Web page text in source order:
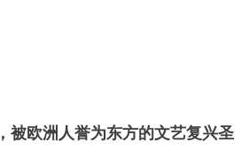
被欧洲人誉为东方的文艺复兴圣